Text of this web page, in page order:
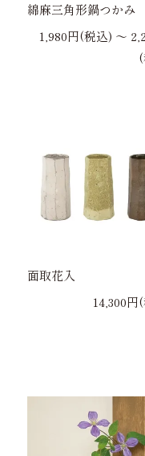
綿麻三角形鍋つかみ
1,980円(税込) 〜
面取花入
14,300円